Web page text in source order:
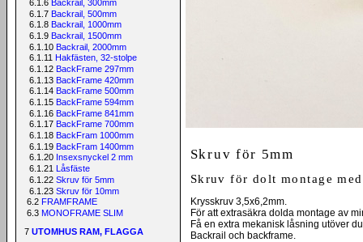
6.1.6 Backrail, 300mm
6.1.7 Backrail, 500mm
6.1.8 Backrail, 1000mm
6.1.9 Backrail, 1500mm
6.1.10 Backrail, 2000mm
6.1.11
Hakfästen, 32-stolpe
6.1.12 BackFrame 297mm
6.1.13 BackFrame 420mm
6.1.14 BackFrame 500mm
6.1.15 BackFrame 594mm
6.1.16 BackFrame 841mm
6.1.17 BackFrame 700mm
6.1.18 BackFram 1000mm
6.1.19 BackFram 1400mm
6.1.20 Insexsnyckel 2 mm
6.1.21 Låsfäste
6.1.22 Skruv för 5mm
6.1.23 Skruv för 10mm
6.2 FRAMFRAME
6.3 MONOFRAME SLIM
7 UTOMHUS RAM, FLAGGA
Skruv för 5mm
Skruv för dolt montage
Krysskruv 3,5x6,2mm.
För att extrasäkra dolda montage av
Få en extra mekanisk låsning utöver
Backrail och backframe.